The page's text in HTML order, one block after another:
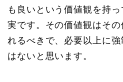
も良いという価値観を持
実です。その価値観はそ
れるべきで、必要以上に
はないと思います。